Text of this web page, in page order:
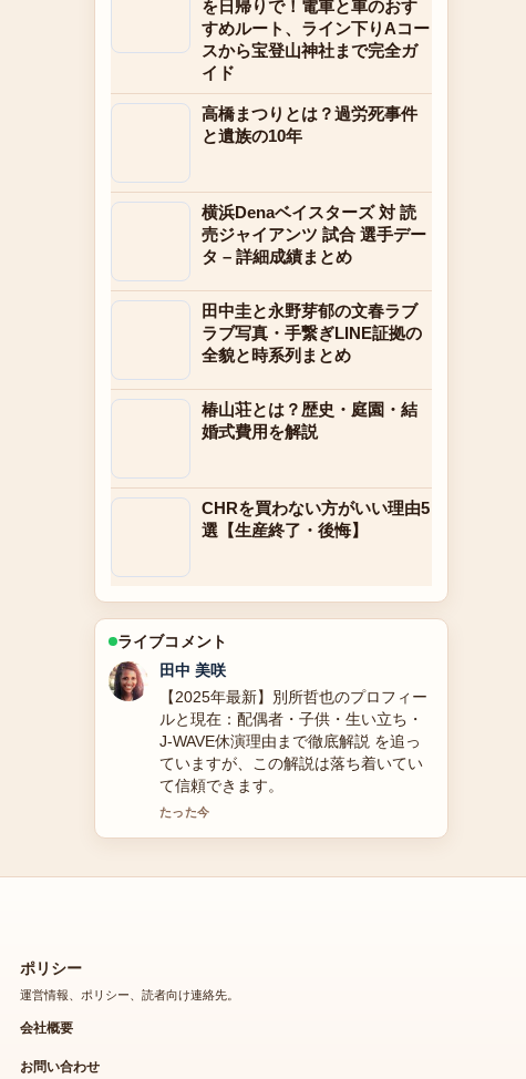
を日帰りで！電車と車のおす
すめルート、ライン下りAコー
スから宝登山神社まで完全ガ
イド
高橋まつりとは？過労死事件
と遺族の10年
横浜Denaベイスターズ 対 読
売ジャイアンツ 試合 選手デー
タ – 詳細成績まとめ
田中圭と永野芽郁の文春ラブ
ラブ写真・手繋ぎLINE証拠の
全貌と時系列まとめ
椿山荘とは？歴史・庭園・結
婚式費用を解説
CHRを買わない方がいい理由5
選【生産終了・後悔】
ライブコメント
中村 悠斗
石川知裕（元衆議院議員・小沢一郎秘
書）の経歴・死因・妻・がんステージ
を52歳で死去した生涯と共に詳細解説
の背景説明が助かります。ライブ更新
を続けてください。
3 分前
ポリシー
運営情報、ポリシー、読者向け連絡先。
会社概要
お問い合わせ